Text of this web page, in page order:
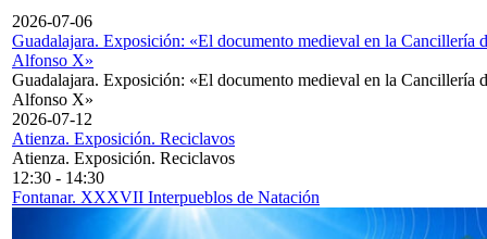
2026-07-06
Guadalajara. Exposición: «El documento medieval en la Cancillería
Alfonso X»
Guadalajara. Exposición: «El documento medieval en la Cancillería
Alfonso X»
2026-07-12
Atienza. Exposición. Reciclavos
Atienza. Exposición. Reciclavos
12:30 - 14:30
Fontanar. XXXVII Interpueblos de Natación